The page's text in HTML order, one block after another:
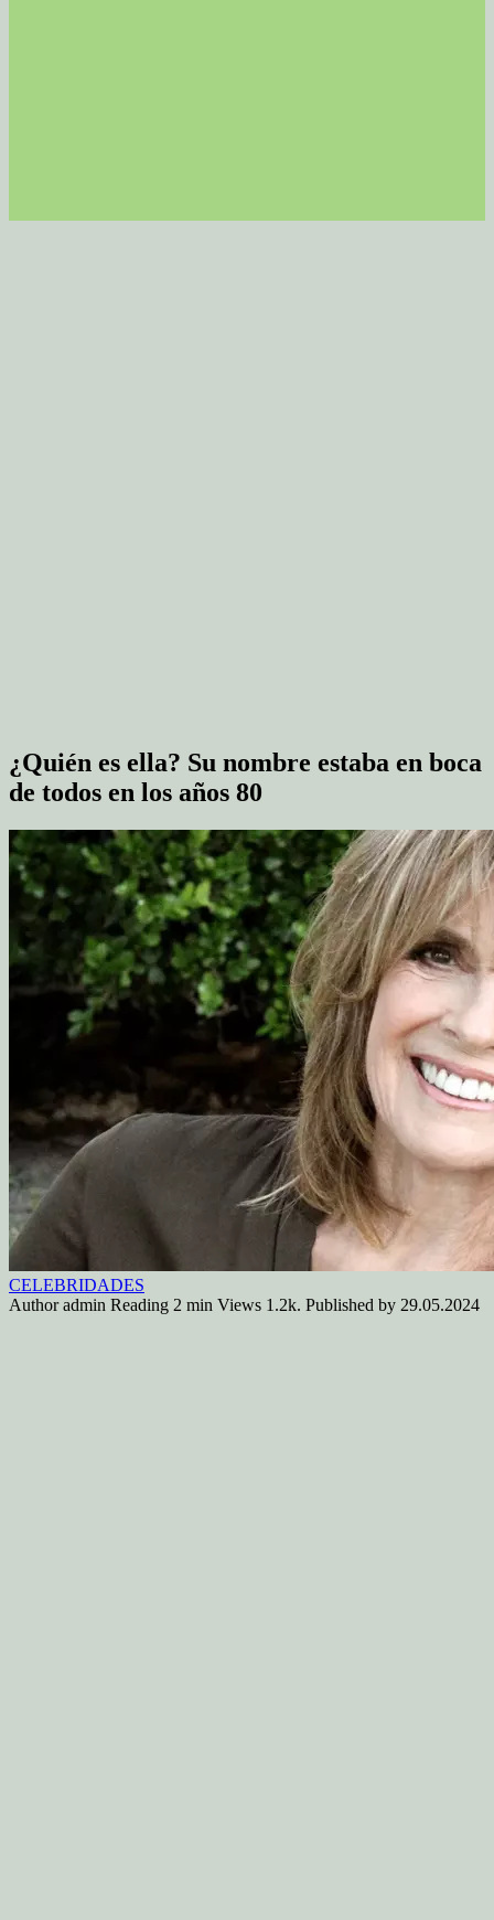
¿Quién es ella? Su nombre estaba en boca
de todos en los años 80
CELEBRIDADES
Author admin Reading 2 min Views 1.2k. Published by 29.05.2024